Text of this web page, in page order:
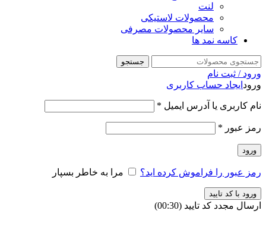
لنت
محصولات لاستیکی
سایر محصولات مصرفی
کاسه نمد ها
جستجو
ورود / ثبت نام
ورود ایجاد حساب کاربری
نام کاربری یا آدرس ایمیل *
رمز عبور *
ورود
رمز عبور را فراموش کرده اید؟ مرا به خاطر بسپار
ورود با کد تایید
ارسال مجدد کد تایید (00:
30
)